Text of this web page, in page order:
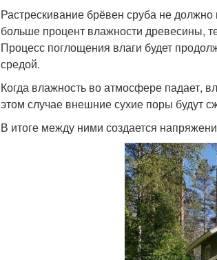
Растрескивание брёвен сруба не
больше процент влажности древесины,
Процесс поглощения влаги будет
средой.
Когда влажность во атмосфере падает,
этом случае внешние сухие поры будут
В итоге между ними создается